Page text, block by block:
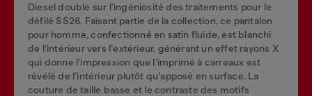
Diesel double sur l’ingéniosité des traitements pour le
défilé SS26. Faisant partie de la collection, ce pantalon
pour homme, confectionné en satin fluide, est blanchi
de l’intérieur vers l’extérieur, générant un effet rayons X
qui donne l’impression que l’imprimé à carreaux est
révélé de l’intérieur plutôt qu’apposé en surface. La
couture de taille basse et le contraste des motifs